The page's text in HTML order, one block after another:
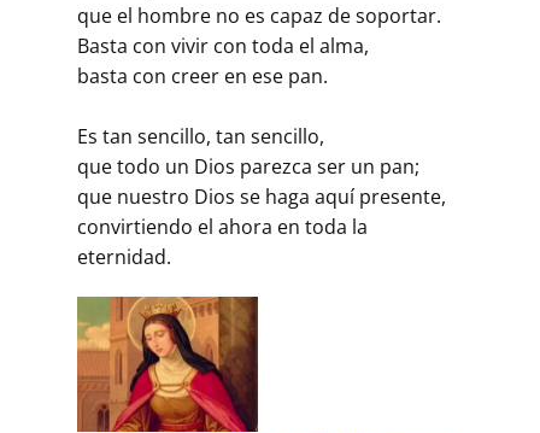
que el hombre no es capaz de soportar.
Basta con vivir con toda el alma,
basta con creer en ese pan.
Es tan sencillo, tan sencillo,
que todo un Dios parezca ser un pan;
que nuestro Dios se haga aquí presente,
convirtiendo el ahora en toda la
eternidad.